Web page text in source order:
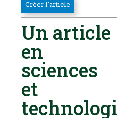
Un article
en
sciences
et
technologi